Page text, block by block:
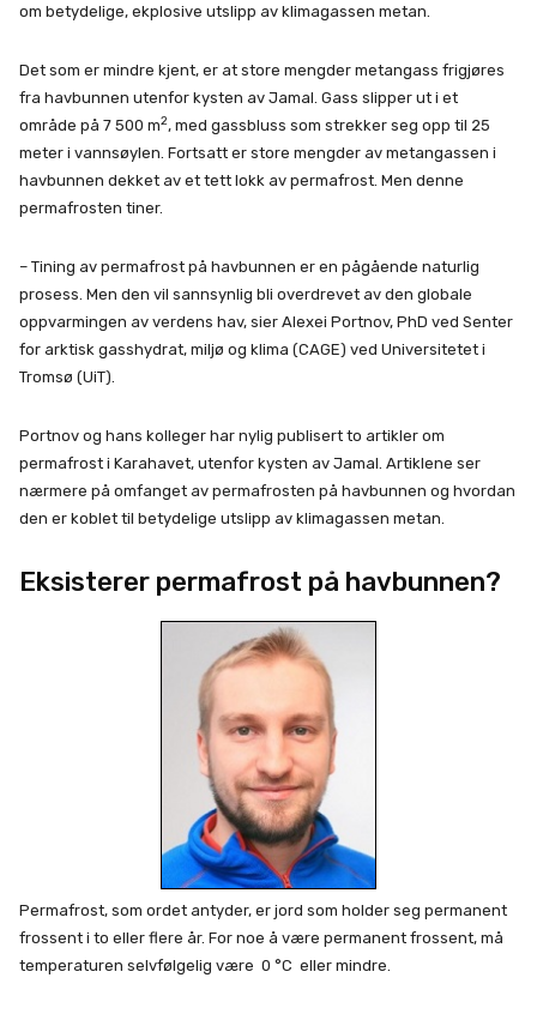
om betydelige, ekplosive utslipp av klimagassen metan.
Det som er mindre kjent, er at store mengder metangass frigjøres
fra havbunnen utenfor kysten av Jamal. Gass slipper ut i et
område på 7 500 m2, med gassbluss som strekker seg opp til 25
meter i vannsøylen. Fortsatt er store mengder av metangassen i
havbunnen dekket av et tett lokk av permafrost. Men denne
permafrosten tiner.
– Tining av permafrost på havbunnen er en pågående naturlig
prosess. Men den vil sannsynlig bli overdrevet av den globale
oppvarmingen av verdens hav, sier Alexei Portnov, PhD ved Senter
for arktisk gasshydrat, miljø og klima (CAGE) ved Universitetet i
Tromsø (UiT).
Portnov og hans kolleger har nylig publisert to artikler om
permafrost i Karahavet, utenfor kysten av Jamal. Artiklene ser
nærmere på omfanget av permafrosten på havbunnen og hvordan
den er koblet til betydelige utslipp av klimagassen metan.
Eksisterer permafrost på havbunnen?
Permafrost, som ordet antyder, er jord som holder seg permanent
frossent i to eller flere år. For noe å være permanent frossent, må
temperaturen selvfølgelig være 0 °C eller mindre.